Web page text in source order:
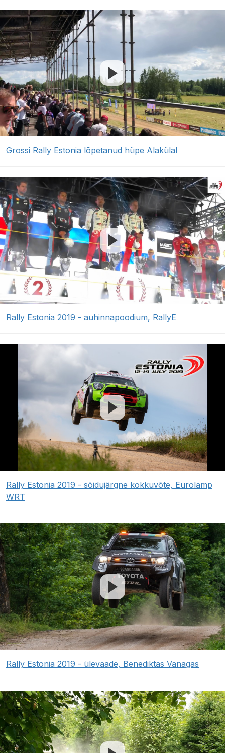
Grossi Rally Estonia lõpetanud hüpe Alakülal
Rally Estonia 2019 - auhinnapoodium, RallyE
Rally Estonia 2019 - sõidujärgne kokkuvõte, Eurolamp
WRT
Rally Estonia 2019 - ülevaade, Benediktas Vanagas